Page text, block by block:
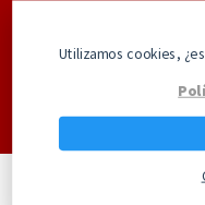
Los mejores
Utilizamos cookies,